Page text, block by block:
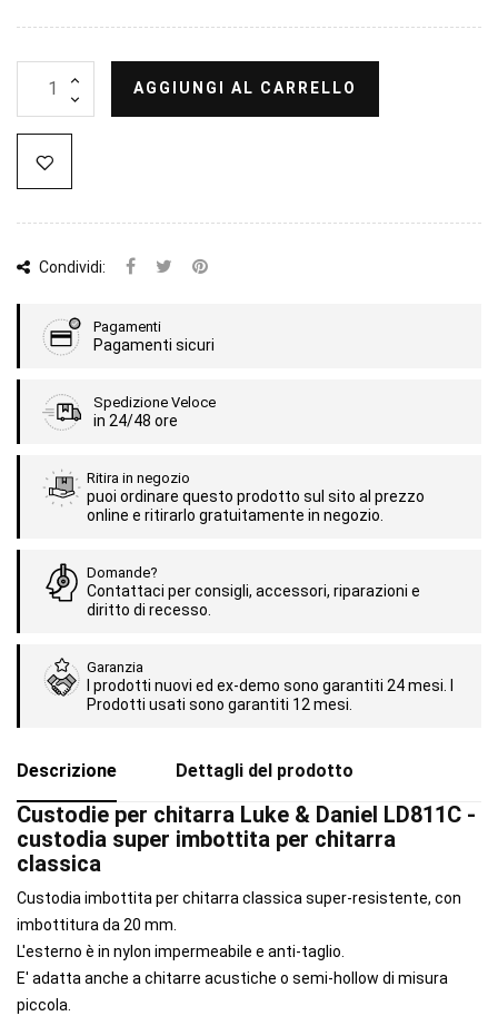
AGGIUNGI AL CARRELLO
Condividi:
Pagamenti
Pagamenti sicuri
Spedizione Veloce
in 24/48 ore
Ritira in negozio
puoi ordinare questo prodotto sul sito al prezzo
online e ritirarlo gratuitamente in negozio.
Domande?
Contattaci per consigli, accessori, riparazioni e
diritto di recesso.
Garanzia
I prodotti nuovi ed ex-demo sono garantiti 24 mesi. I
Prodotti usati sono garantiti 12 mesi.
Descrizione Dettagli del prodotto
Custodie per chitarra Luke & Daniel LD811C -
custodia super imbottita per chitarra
classica
Custodia imbottita per chitarra classica super-resistente, con
imbottitura da 20 mm.
L'esterno è in nylon impermeabile e anti-taglio.
E' adatta anche a chitarre acustiche o semi-hollow di misura
piccola.